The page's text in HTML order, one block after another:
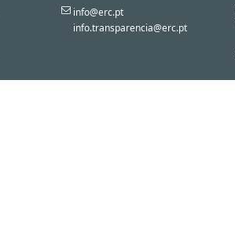
info@erc.pt
info.transparencia@erc.pt